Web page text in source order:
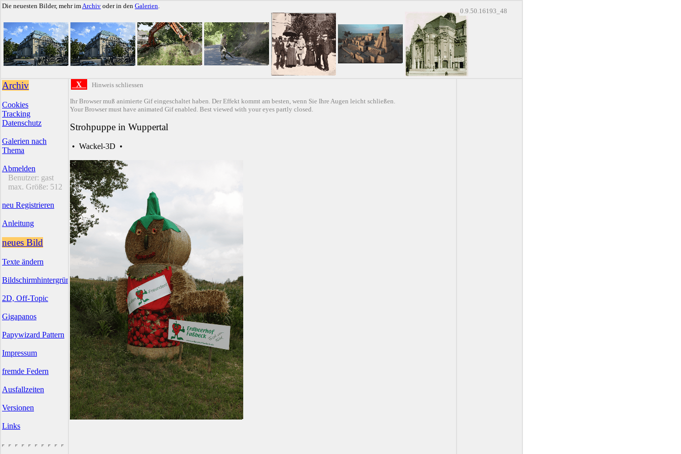
Die neuesten Bilder, mehr imArchiv oder in den Galerien.
0.9.50.16193_48
Archiv
Cookies
Tracking
Datenschutz
Galerien nach
Thema
Abmelden
Benutzer: gast
max. Größe: 512
neu Registrieren
Anleitung
neues Bild
Texte ändern
Bildschirmhintergründe
2D, Off-Topic
Gigapanos
Papywizard Pattern
Impressum
fremde Federn
Ausfallzeiten
Versionen
Links
X Hinweis schliessen
Ihr Browser muß animierte Gif eingeschaltet haben. Der Effekt kommt am besten, wenn Sie Ihre Augen leicht schließen.
Your Browser must have animated Gif enabled. Best viewed with your eyes partly closed.
Strohpuppe in Wuppertal
• Wackel-3D •